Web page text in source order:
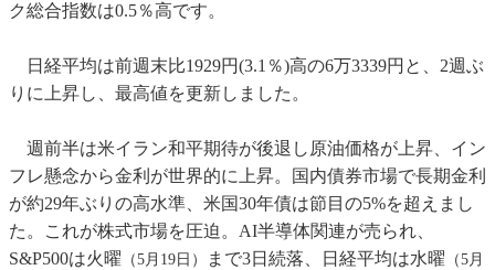
ク総合指数は0.5％高です。
日経平均は前週末比1929円(3.1％)高の6万3339円と、2週ぶ
りに上昇し、最高値を更新しました。
週前半は米イラン和平期待が後退し原油価格が上昇、イン
フレ懸念から金利が世界的に上昇。国内債券市場で長期金利
が約29年ぶりの高水準、米国30年債は節目の5%を超えまし
た。これが株式市場を圧迫。AI半導体関連が売られ、
S&P500は火曜 （5月19日） まで3日続落、日経平均は水曜 （5月